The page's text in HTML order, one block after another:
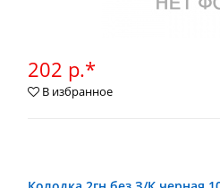
202 р.*
В избранное